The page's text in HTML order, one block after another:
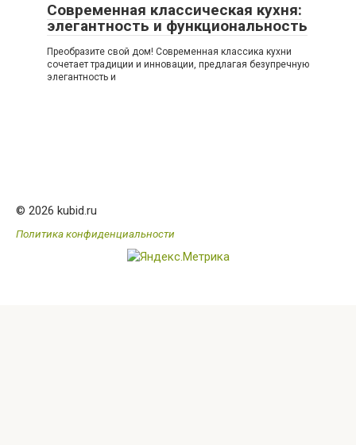
Современная классическая кухня:
элегантность и функциональность
Преобразите свой дом! Современная классика кухни
сочетает традиции и инновации, предлагая безупречную
элегантность и
© 2026 kubid.ru
Политика конфиденциальности